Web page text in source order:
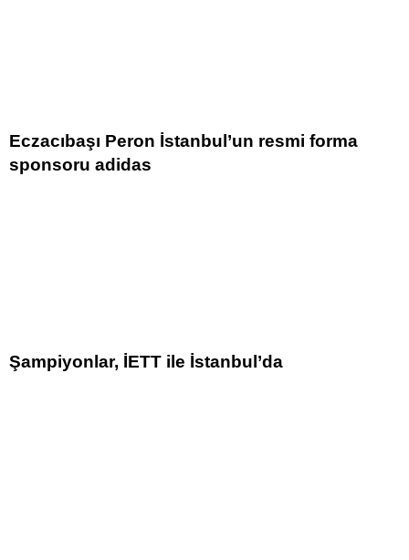
Eczacıbaşı Peron İstanbul’un resmi forma
sponsoru adidas
Şampiyonlar, İETT ile İstanbul’da